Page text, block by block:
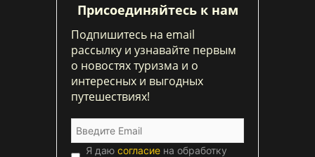
Присоединяйтесь к нам
Подпишитесь на email
рассылку и узнавайте первым
о новостях туризма и о
интересных и выгодных
путешествиях!
Я даю согласие на обработку